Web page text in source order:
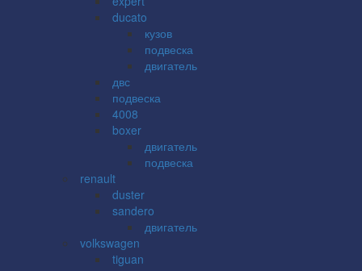
ducato
кузов
подвеска
двигатель
двс
подвеска
4008
boxer
двигатель
подвеска
renault
duster
sandero
двигатель
volkswagen
tiguan